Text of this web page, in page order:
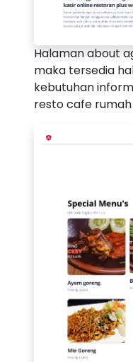
Halaman about
maka tersedia
kebutuhan
resto cafe